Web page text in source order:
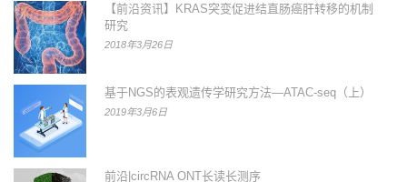
【前沿资讯】KRAS突变促进结直肠癌肝转移的机制
研究
2018年3月26日
基于NGS的表观遗传学研究方法—ATAC-seq（上）
2019年3月6日
前沿|circRNA ONT长读长测序